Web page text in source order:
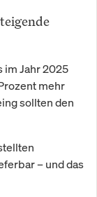
im Jahr 2025
mehr
sollten den
– und das